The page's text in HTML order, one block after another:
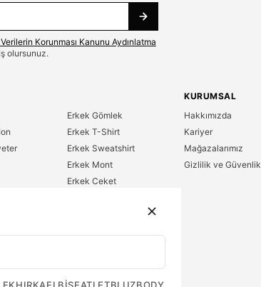
Korunması Kanunu Aydınlatma
olursunuz.
Erkek Gömlek
Erkek T-Shirt
Erkek Sweatshirt
Erkek Mont
Erkek Ceket
KURUMSAL
Hakkımızda
Kariyer
Mağazalarımız
Gizlilik ve Güvenlik
HIRKAELBISEATLETBLUZBODY